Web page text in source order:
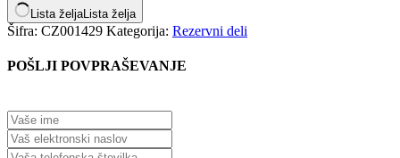
Lista želja Lista želja
Šifra: CZ001429 Kategorija: Rezervni deli
POŠLJI POVPRAŠEVANJE